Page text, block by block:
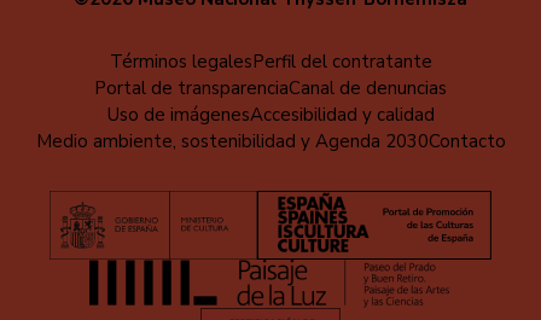
pie
Términos legalesPerfil del contratante
Portal de transparenciaCanal de denuncias
Uso de imágenesAccesibilidad y calidad
Medio ambiente, sostenibilidad y Agenda 2030Contacto